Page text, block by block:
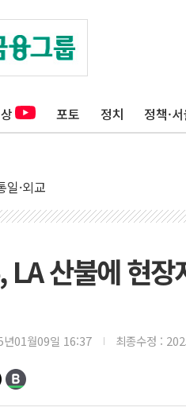
포토 정치 정책·
일·외교
LA 산불에 현
년01월09일 16:37 최종수정 :